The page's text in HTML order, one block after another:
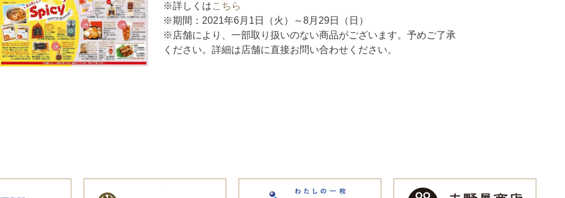
※詳しくはこちら
※期間：2021年6月1日（火）～8月29日（日）
※店舗により、一部取り扱いのない商品がございます。予めご了承
ください。詳細は店舗に直接お問い合わせください。